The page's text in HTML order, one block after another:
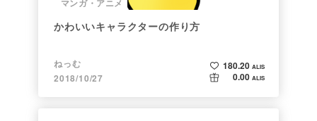
マンガ・アニメ
かわいいキャラクターの作り方
ねっむ
2018/10/27
180.20 ALIS
0.00 ALIS